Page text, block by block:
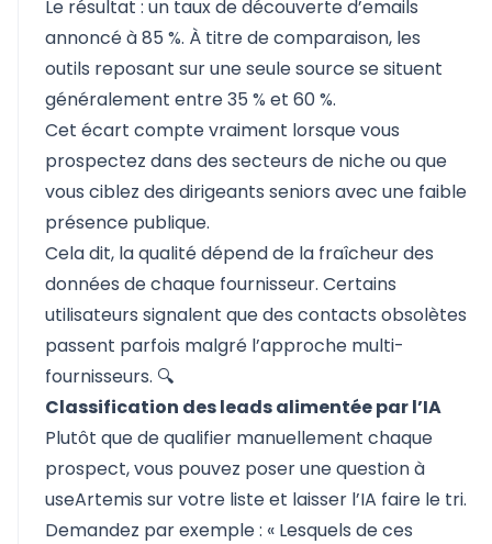
Le résultat : un taux de découverte d’emails
annoncé à 85 %. À titre de comparaison, les
outils reposant sur une seule source se situent
généralement entre 35 % et 60 %.
Cet écart compte vraiment lorsque vous
prospectez dans des secteurs de niche ou que
vous ciblez des dirigeants seniors avec une faible
présence publique.
Cela dit, la qualité dépend de la fraîcheur des
données de chaque fournisseur. Certains
utilisateurs signalent que des contacts obsolètes
passent parfois malgré l’approche multi-
fournisseurs. 🔍
Classification des leads alimentée par l’IA
Plutôt que de qualifier manuellement chaque
prospect, vous pouvez poser une question à
useArtemis sur votre liste et laisser l’IA faire le tri.
Demandez par exemple : « Lesquels de ces